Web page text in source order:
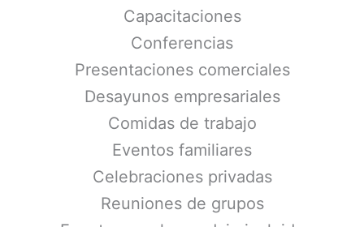
Capacitaciones
Conferencias
Presentaciones comerciales
Desayunos empresariales
Comidas de trabajo
Eventos familiares
Celebraciones privadas
Reuniones de grupos